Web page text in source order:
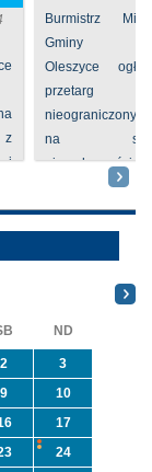
z
i
Burmistrz
Gminy
Oleszyce
przetarg
nieograniczony
na
nieruchomości nr
Oleszycach
Orzeszkowej.
informacji ...
ND
2
3
9
10
17
24